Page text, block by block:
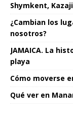
Shymkent,
¿Cambian los
nosotros?
JAMAICA. La
playa
Cómo moverse
Qué ver en